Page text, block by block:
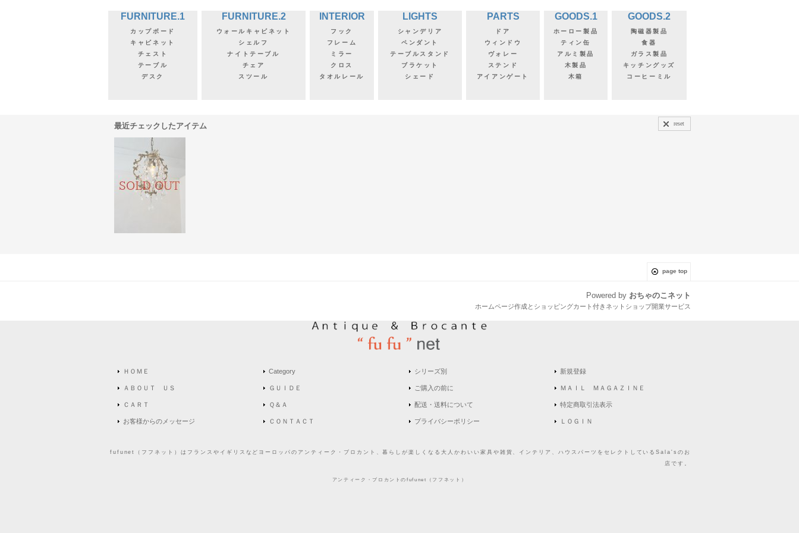
FURNITURE.1
カップボード
キャビネット
チェスト
テーブル
デスク
FURNITURE.2
ウォールキャビネット
シェルフ
ナイトテーブル
チェア
スツール
INTERIOR
フック
フレーム
ミラー
クロス
タオルレール
LIGHTS
シャンデリア
ペンダント
テーブルスタンド
ブラケット
シェード
PARTS
ドア
ウィンドウ
ヴォレー
ステンド
アイアンゲート
GOODS.1
ホーロー製品
ティン缶
アルミ製品
木製品
木箱
GOODS.2
陶磁器製品
食器
ガラス製品
キッチングッズ
コーヒーミル
最近チェックしたアイテム reset
page top
Powered by おちゃのこネット
ホームページ作成とショッピングカート付きネットショップ開業サービス
ＨＯＭＥ
ＡＢＯＵＴ ＵＳ
ＣＡＲＴ
お客様からのメッセージ
Category
ＧＵＩＤＥ
Ｑ＆Ａ
ＣＯＮＴＡＣＴ
シリーズ別
ご購入の前に
配送・送料について
プライバシーポリシー
新規登録
ＭＡＩＬ ＭＡＧＡＺＩＮＥ
特定商取引法表示
ＬＯＧＩＮ
fufunet（フフネット）はフランスやイギリスなどヨーロッパのアンティーク・ブロカント、暮らしが楽しくなる大人かわいい家具や雑貨、インテリア、ハウスパーツをセレクトしているSala'sのお
店です。
アンティーク・ブロカントのfufunet（フフネット）